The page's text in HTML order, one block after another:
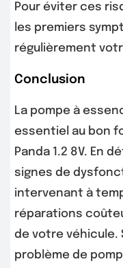
Pour éviter ces
les premiers
régulièrement
Conclusion
La pompe à
essentiel au bon
Panda 1.2 8V. En
signes de
intervenant à
réparations
de votre véhicule.
problème de